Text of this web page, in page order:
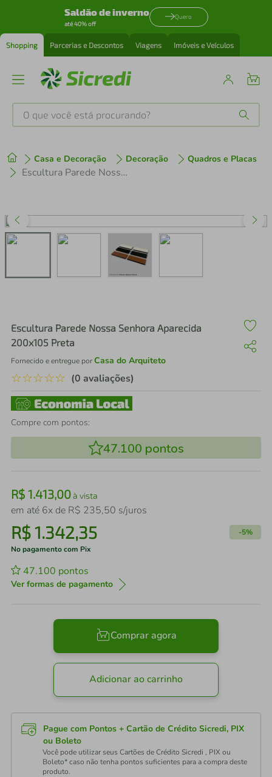
Saldão de inverno
até 40% off
Quero
Shopping Parcerias e Descontos Viagens Imóveis e Veículos
O que você está procurando?
Casa e Decoração Decoração Quadros e Placas
Escultura Parede Nossa Senhora Aparecida 200x105 Preta
Escultura Parede Nossa Senhora Aparecida
200x105 Preta
Fornecido e entregue porCasa do Arquiteto
☆☆☆☆☆ (0 avaliações)
Compre com pontos:
47.100 pontos
R$ 1.413,00à vista
em até 6x de R$ 235,50 s/juros
R$1.342,35 -5%
No pagamento com Pix
47.100 pontos
Ver formas de pagamento
Comprar agora
Adicionar ao carrinho
Pague com Pontos + Cartão de Crédito Sicredi, PIX
ou Boleto
Você pode utilizar seus Cartões de Crédito Sicredi , PIX ou
Boleto* caso não tenha pontos suficientes para a compra deste
produto.
1º tenis
perfume